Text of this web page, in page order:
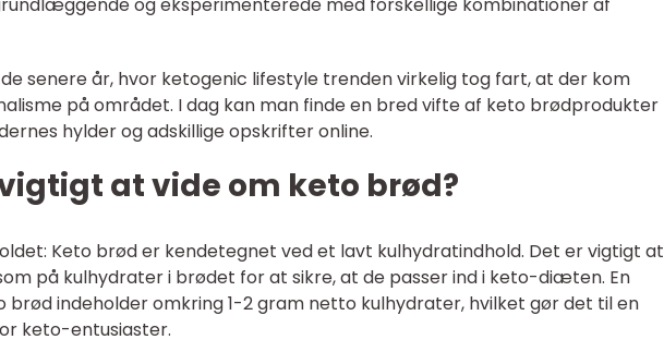
og eksperimenterede med forskellige kombinationer af
senere år, hvor ketogenic lifestyle trenden virkelig tog fart, at der kom
på området. I dag kan man finde en bred vifte af keto brødprodukter
hylder og adskillige opskrifter online.
at vide om keto brød?
Keto brød er kendetegnet ved et lavt kulhydratindhold. Det er vigtigt at
på kulhydrater i brødet for at sikre, at de passer ind i keto-diæten. En
brød indeholder omkring 1-2 gram netto kulhydrater, hvilket gør det til en
keto-entusiaster.